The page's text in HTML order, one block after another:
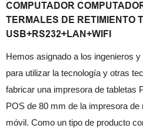
COMPUTADOR
TERMALES DE RETIMIENTO
USB+RS232+LAN+WIFI
Hemos asignado a los ingenieros
para utilizar la tecnología y otras
fabricar una impresora de tabletas
POS de 80 mm de la impresora
móvil. Como un tipo de producto